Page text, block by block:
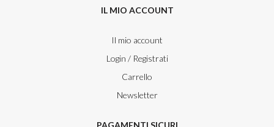
IL MIO ACCOUNT
Il mio account
Login / Registrati
Carrello
Newsletter
PAGAMENTI SICURI